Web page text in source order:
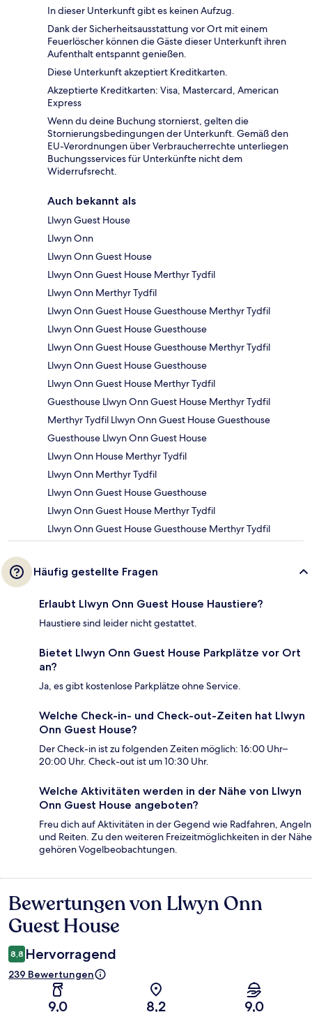
In dieser Unterkunft gibt es keinen Aufzug.
Dank der Sicherheitsausstattung vor Ort mit einem
Feuerlöscher können die Gäste dieser Unterkunft ihren
Aufenthalt entspannt genießen.
Diese Unterkunft akzeptiert Kreditkarten.
Akzeptierte Kreditkarten: Visa, Mastercard, American
Express
Wenn du deine Buchung stornierst, gelten die
Stornierungsbedingungen der Unterkunft. Gemäß den
EU-Verordnungen über Verbraucherrechte unterliegen
Buchungsservices für Unterkünfte nicht dem
Widerrufsrecht.
Auch bekannt als
Llwyn Guest House
Llwyn Onn
Llwyn Onn Guest House
Llwyn Onn Guest House Merthyr Tydfil
Llwyn Onn Merthyr Tydfil
Llwyn Onn Guest House Guesthouse Merthyr Tydfil
Llwyn Onn Guest House Guesthouse
Llwyn Onn Guest House Guesthouse Merthyr Tydfil
Llwyn Onn Guest House Guesthouse
Llwyn Onn Guest House Merthyr Tydfil
Guesthouse Llwyn Onn Guest House Merthyr Tydfil
Merthyr Tydfil Llwyn Onn Guest House Guesthouse
Guesthouse Llwyn Onn Guest House
Llwyn Onn House Merthyr Tydfil
Llwyn Onn Merthyr Tydfil
Llwyn Onn Guest House Guesthouse
Llwyn Onn Guest House Merthyr Tydfil
Llwyn Onn Guest House Guesthouse Merthyr Tydfil
Häufig gestellte Fragen
Erlaubt Llwyn Onn Guest House Haustiere?
Haustiere sind leider nicht gestattet.
Bietet Llwyn Onn Guest House Parkplätze vor Ort
an?
Ja, es gibt kostenlose Parkplätze ohne Service.
Welche Check-in- und Check-out-Zeiten hat Llwyn
Onn Guest House?
Der Check-in ist zu folgenden Zeiten möglich: 16:00 Uhr–
20:00 Uhr. Check-out ist um 10:30 Uhr.
Welche Aktivitäten werden in der Nähe von Llwyn
Onn Guest House angeboten?
Freu dich auf Aktivitäten in der Gegend wie Radfahren, Angeln
und Reiten. Zu den weiteren Freizeitmöglichkeiten in der Nähe
gehören Vogelbeobachtungen.
Bewertungen
Bewertungen von Llwyn Onn
Guest House
8,8 Hervorragend
239 Bewertungen
9,0 8,2 9,0